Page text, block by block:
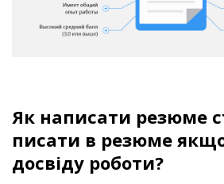
Як написати резюме
писати в резюме
досвіду роботи?